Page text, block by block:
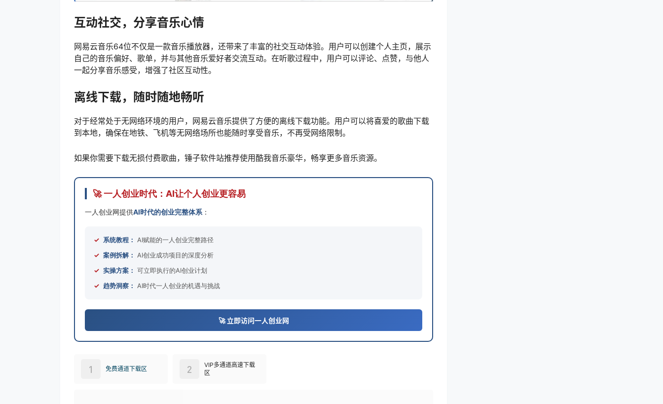
互动社交，分享音乐心情
网易云音乐64位不仅是一款音乐播放器，还带来了丰富的社交互动体验。用户可以创建个人主页，展示
自己的音乐偏好、歌单，并与其他音乐爱好者交流互动。在听歌过程中，用户可以评论、点赞，与他人
一起分享音乐感受，增强了社区互动性。
离线下载，随时随地畅听
对于经常处于无网络环境的用户，网易云音乐提供了方便的离线下载功能。用户可以将喜爱的歌曲下载
到本地，确保在地铁、飞机等无网络场所也能随时享受音乐，不再受网络限制。
如果你需要下载无损付费歌曲，锤子软件站推荐使用酷我音乐豪华，畅享更多音乐资源。
🚀 一人创业时代：AI让个人创业更容易
一人创业网提供AI时代的创业完整体系 ：
✓ 系统教程： AI赋能的一人创业完整路径
✓ 案例拆解： AI创业成功项目的深度分析
✓ 实操方案： 可立即执行的AI创业计划
✓ 趋势洞察： AI时代一人创业的机遇与挑战
🚀 立即访问一人创业网
免费通道下载区
1
VIP多通道高速下载
区
2